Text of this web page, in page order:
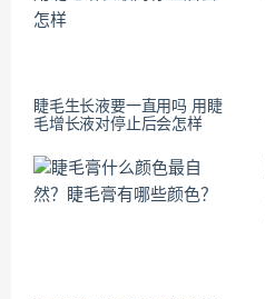
睫毛生长液要一直用吗 用睫
毛增长液对停止后会怎样